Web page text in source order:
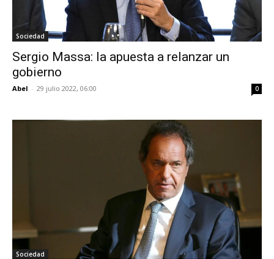
Sociedad
Sergio Massa: la apuesta a relanzar un
gobierno
Abel - 29 julio 2022, 06:00 0
Sociedad